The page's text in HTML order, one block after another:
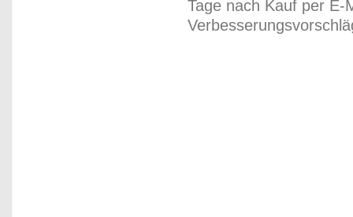
Tage nach Kauf per E-